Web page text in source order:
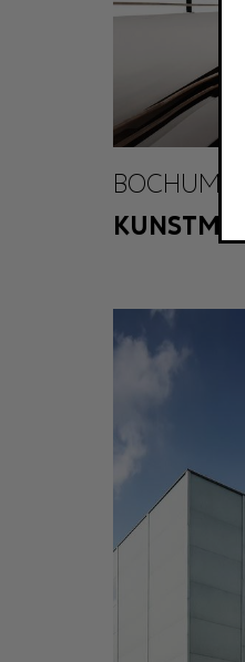
Lichtkunst
Performance
Skulptur
BOCHUM